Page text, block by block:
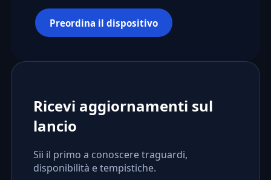
Preordina il dispositivo
Ricevi aggiornamenti sul
lancio
Sii il primo a conoscere traguardi,
disponibilità e tempistiche.